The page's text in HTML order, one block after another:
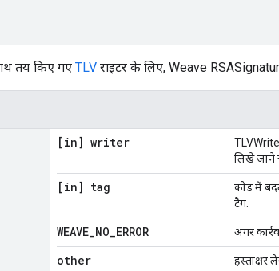
तय किए गए TLV राइटर के लिए, Weave
[in] writer
लिखे जाने
[in] tag कोड में
टैग.
WEAVE_NO_ERROR अगर
other हस्ताक्षर